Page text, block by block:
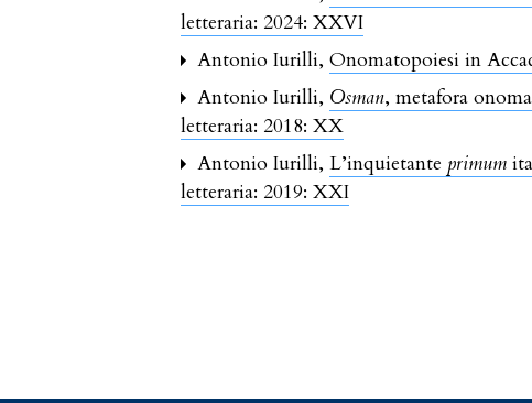
letteraria: 2024: XXVI
Antonio Iurilli,Onomatopoiesi in
Antonio Iurilli, Osman, metafora
letteraria: 2018: XX
Antonio Iurilli,L’inquietante primum
letteraria: 2019: XXI